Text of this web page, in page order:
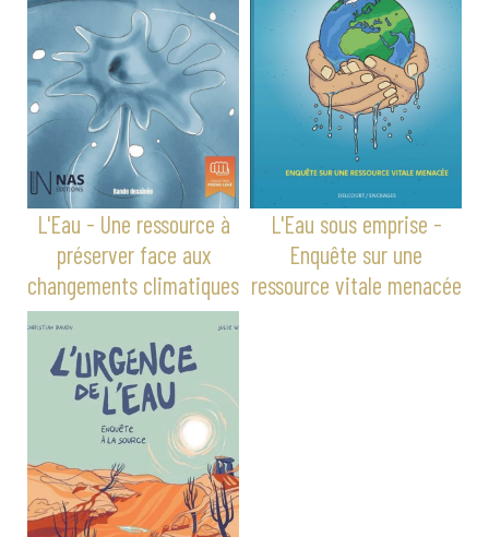
L'Eau - Une ressource à
préserver face aux
changements climatiques
L'Eau sous emprise -
Enquête sur une
ressource vitale menacée